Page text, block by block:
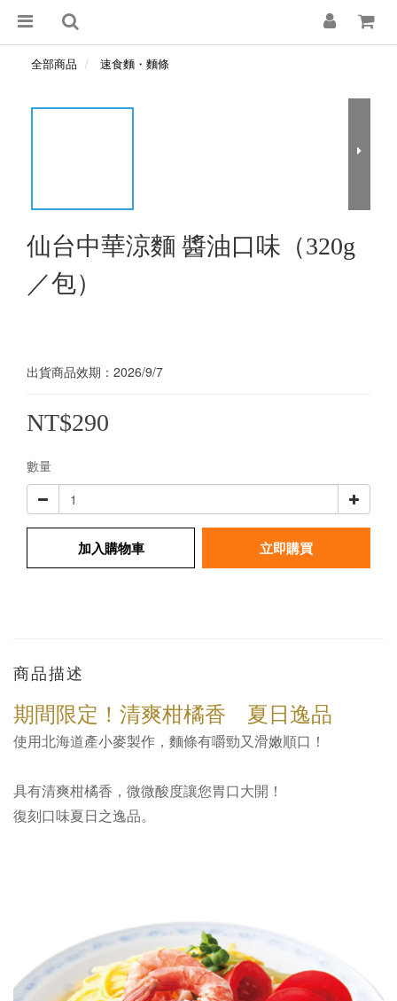
全部商品 速食麵・麵條
仙台中華涼麵 醬油口味（320g
／包）
出貨商品效期：2026/9/7
NT$290
數量
加入購物車 立即購買
商品描述
期間限定！清爽柑橘香 夏日逸品
使用北海道產小麥製作，麵條有嚼勁又滑嫩順口！
具有清爽柑橘香，微微酸度讓您胃口大開！
復刻口味夏日之逸品。